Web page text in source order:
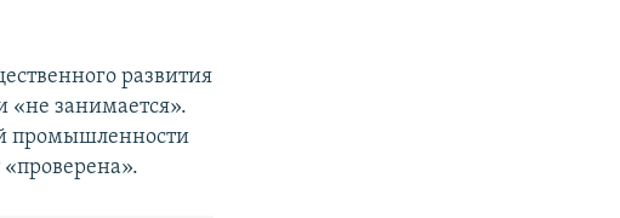
развития
«не занимается».
промышленности